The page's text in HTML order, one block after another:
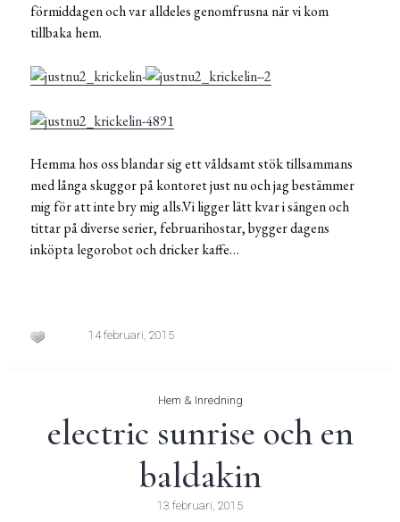
förmiddagen och var alldeles genomfrusna när vi kom
tillbaka hem.
Hemma hos oss blandar sig ett våldsamt stök tillsammans
med långa skuggor på kontoret just nu och jag bestämmer
mig för att inte bry mig alls.Vi ligger lätt kvar i sängen och
tittar på diverse serier, februarihostar, bygger dagens
inköpta legorobot och dricker kaffe…
14 februari, 2015
Hem & Inredning
electric sunrise och en
baldakin
13 februari, 2015